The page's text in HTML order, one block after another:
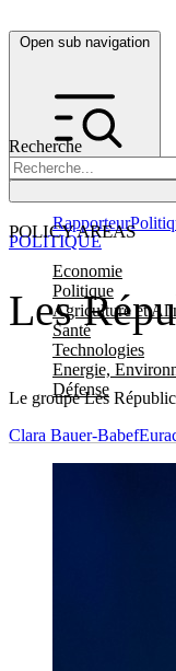
Open sub navigation
Recherche
POLICY AREAS
Economie
Politique
Agriculture et
Santé
Technologies
Energie,
Défense
Rapporteur
Les
Le groupe Les
POLITIQUE
Clara Bauer-Babef